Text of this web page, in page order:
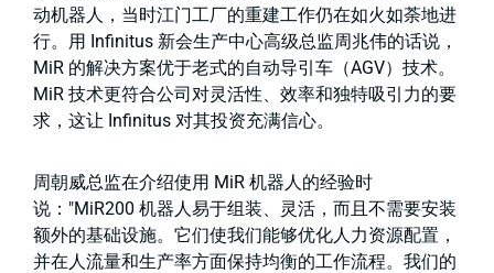
动机器人，当时江门工厂的重建工作仍在如火如荼地进
行。用 Infinitus 新会生产中心高级总监周兆伟的话说，
MiR 的解决方案优于老式的自动导引车（AGV）技术。
MiR 技术更符合公司对灵活性、效率和独特吸引力的要
求，这让 Infinitus 对其投资充满信心。
周朝威总监在介绍使用 MiR 机器人的经验时
说："MiR200 机器人易于组装、灵活，而且不需要安装
额外的基础设施。它们使我们能够优化人力资源配置，
并在人流量和生产率方面保持均衡的工作流程。我们的